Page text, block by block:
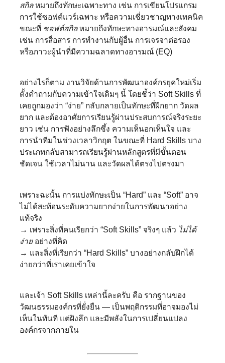
สกิลหมายถึงทักษะเฉพาะทาง เช่น การเขียนโปรแกรม
การใช้ซอฟต์แวร์เฉพาะ หรือความเชี่ยวชาญทางเทคนิค
ขณะที่ ซอฟต์สกิลหมายถึงทักษะทางอารมณ์และสังคม
เช่น การสื่อสาร การทำงานกับผู้อื่น การเจรจาต่อรอง
หรือภาวะผู้นำที่มีความฉลาดทางอารมณ์ (EQ)
อย่างไรก็ตาม งานวิจัยด้านการพัฒนาองค์กรยุคใหม่เริ่ม
ตั้งคำถามกับความเข้าใจเดิมๆ นี้ โดยชี้ว่า Soft Skills ที่
เคยถูกมองว่า “ง่าย” กลับกลายเป็นทักษะที่ฝึกยาก วัดผล
ยาก และต้องอาศัยการเรียนรู้ผ่านประสบการณ์จริงระยะ
ยาว เช่น การฟังอย่างลึกซึ้ง ความเห็นอกเห็นใจ และ
การนำทีมในช่วงเวลาวิกฤต ในขณะที่ Hard Skills บาง
ประเภทกลับสามารถเรียนรู้ผ่านหลักสูตรที่มีขั้นตอน
ชัดเจน ใช้เวลาไม่นาน และวัดผลได้ตรงไปตรงมา
เพราะฉะนั้น การแบ่งทักษะเป็น “Hard” และ “Soft” อาจ
ไม่ได้สะท้อนระดับความยากง่ายในการพัฒนาอย่าง
แท้จริง
→ เพราะสิ่งที่คนเรียกว่า “Soft Skills” จริงๆ แล้ว ไม่ได้
ง่ายอย่างที่คิด
→ และสิ่งที่เรียกว่า “Hard Skills” บางอย่างกลับฝึกได้
ง่ายกว่าที่เราเคยเข้าใจ
และเจ้า Soft Skills เหล่านี้ละครับ คือ รากฐานของ
วัฒนธรรมองค์กรที่ยั่งยืน — เป็นพฤติกรรมที่อาจมองไม่
เห็นในทันที แต่ฝังลึก และมีพลังในการเปลี่ยนแปลง
องค์กรจากภายใน